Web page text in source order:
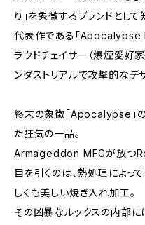
り」を象徴するブランドとして
代表作である「Apocalypse
ラウドチェイサー（爆煙愛好
ンダストリアルで攻撃的なデ
終末の象徴「Apocalypse」
た狂気の一品。
Armageddon MFGが放つ
目を引くのは、熱処理によっ
しくも美しい焼き入れ加工。
その凶暴なルックスの内部